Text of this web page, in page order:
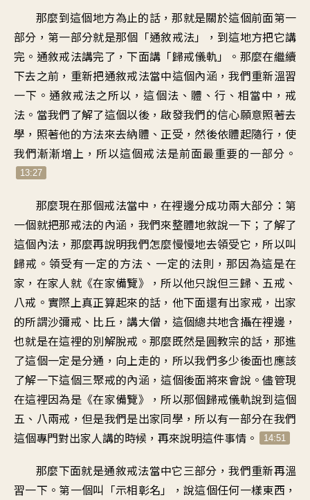
那麼到這個地方為止的話，那就是關於這個前面第一
部分，第一部分就是那個「通敘戒法」，到這地方把它講
完。通敘戒法講完了，下面講「歸戒儀軌」。那麼在繼續
下去之前，重新把通敘戒法當中這個內涵，我們重新溫習
一下。通敘戒法之所以，這個法、體、行、相當中，戒
法。當我們了解了這個以後，啟發我們的信心願意照著去
學，照著他的方法來去納體、正受，然後依體起隨行，使
我們漸漸增上，所以這個戒法是前面最重要的一部分。
13:27
那麼現在那個戒法當中，在裡邊分成功兩大部分：第
一個就把那戒法的內涵，我們來整體地敘說一下；了解了
這個內法，那麼再說明我們怎麼慢慢地去領受它，所以叫
歸戒。領受有一定的方法、一定的法則，那因為這是在
家，在家人就《在家備覽》，所以他只說但三歸、五戒、
八戒。實際上真正算起來的話，他下面還有出家戒，出家
的所謂沙彌戒、比丘，講大僧，這個總共地含攝在裡邊，
也就是在這裡的別解脫戒。那麼既然是圓教宗的話，那進
了這個一定是分通，向上走的，所以我們多少後面也應該
了解一下這個三聚戒的內涵，這個後面將來會說。儘管現
在這裡因為是《在家備覽》，所以那個歸戒儀軌說到這個
五、八兩戒，但是我們是出家同學，所以有一部分在我們
這個專門對出家人講的時候，再來說明這件事情。
14:51
那麼下面就是通敘戒法當中它三部分，我們重新再溫
習一下。第一個叫「示相彰名」，說這個任何一樣東西，